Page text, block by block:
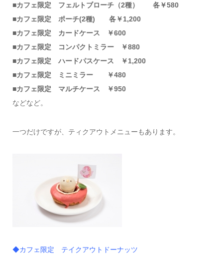
■カフェ限定 フェルトブローチ（2種） 各￥580
■カフェ限定 ポーチ(2種) 各￥1,200
■カフェ限定 カードケース ￥600
■カフェ限定 コンパクトミラー ￥880
■カフェ限定 ハードパスケース ￥1,200
■カフェ限定 ミニミラー ￥480
■カフェ限定 マルチケース ￥950
などなど。
一つだけですが、ティクアウトメニューもあります。
◆カフェ限定 テイクアウトドーナッツ